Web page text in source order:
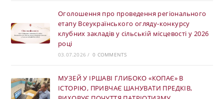
Оголошення про проведення регіонального
етапу Всеукраїнського огляду-конкурсу
клубних закладів у сільській місцевості у 2026
році
03.07.2026 / 0 COMMENTS
МУЗЕЙ У ІРШАВІ ГЛИБОКО «КОПАЄ» В
ІСТОРІЮ, ПРИВЧАЄ ШАНУВАТИ ПРЕДКІВ,